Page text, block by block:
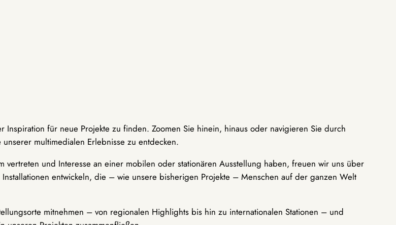
für neue Projekte zu finden. Zoomen Sie hinein, hinaus oder navigieren Sie durch
multimedialen Erlebnisse zu entdecken.
und Interesse an einer mobilen oder stationären Ausstellung haben, freuen wir uns über
entwickeln, die – wie unsere bisherigen Projekte – Menschen auf der ganzen Welt
mitnehmen – von regionalen Highlights bis hin zu internationalen Stationen – und